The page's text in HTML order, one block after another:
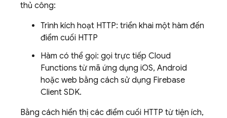
thủ công:
Trình kích hoạt HTTP: triển khai một hàm đến
điểm cuối HTTP
Hàm có thể gọi: gọi trực tiếp Cloud
Functions từ mã ứng dụng iOS, Android
hoặc web bằng cách sử dụng Firebase
Client SDK.
Bằng cách hiển thị các điểm cuối HTTP từ tiện ích,